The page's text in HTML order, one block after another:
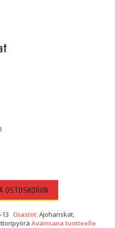
OSTOSKORIIN
13 Osastot:Ajohanskat
Avainsana tuotteelle